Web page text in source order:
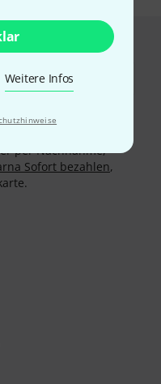
Weitere Infos
per Nachnahme,
Sofort bezahlen,